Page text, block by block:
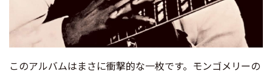
このアルバムはまさに衝撃的な一枚です。モンゴメリーの